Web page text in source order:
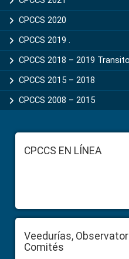
CPCCS 2020
CPCCS 2019 .
CPCCS 2018 – 2019
CPCCS 2015 – 2018
CPCCS 2008 – 2015
FooterCPCCS EN LÍNEA
Veedurías,
Comités